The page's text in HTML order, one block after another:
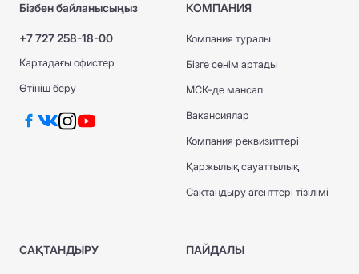
Бізбен байланысыңыз
+7 727 258-18-00
Картадағы офистер
Өтініш беру
КОМПАНИЯ
Компания туралы
Бізге сенім артады
МСК-де мансап
Вакансиялар
Компания реквизиттері
Қаржылық сауаттылық
Сақтандыру агенттері тізілімі
САҚТАНДЫРУ ПАЙДАЛЫ